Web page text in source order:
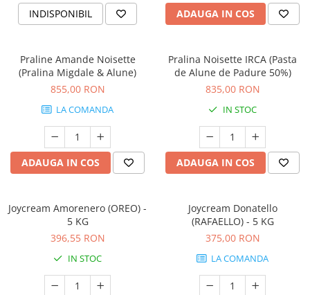
INDISPONIBIL ADAUGA IN COS
Praline Amande Noisette
(Pralina Migdale & Alune)
855,00 RON
LA COMANDA
ADAUGA IN COS
Pralina Noisette IRCA (Pasta
de Alune de Padure 50%)
835,00 RON
IN STOC
ADAUGA IN COS
Joycream Amorenero (OREO) -
5 KG
396,55 RON
IN STOC
Joycream Donatello
(RAFAELLO) - 5 KG
375,00 RON
LA COMANDA